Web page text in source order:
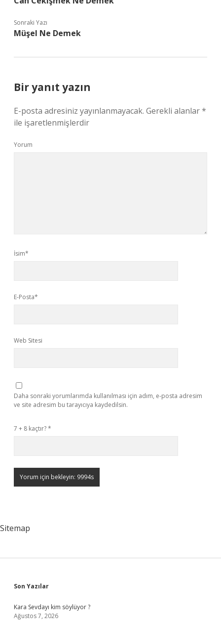
Sonraki Yazı
Müşel Ne Demek
Bir yanıt yazın
E-posta adresiniz yayınlanmayacak. Gerekli alanlar*
ile işaretlenmişlerdir
Yorum
İsim*
E-Posta*
Web Sitesi
Daha sonraki yorumlarımda kullanılması için adım, e-posta adresim
ve site adresim bu tarayıcıya kaydedilsin.
7 + 8 kaçtır?*
Sitemap
Sidebar
Son Yazılar
Kara Sevdayı kim söylüyor ?
Ağustos 7, 2026